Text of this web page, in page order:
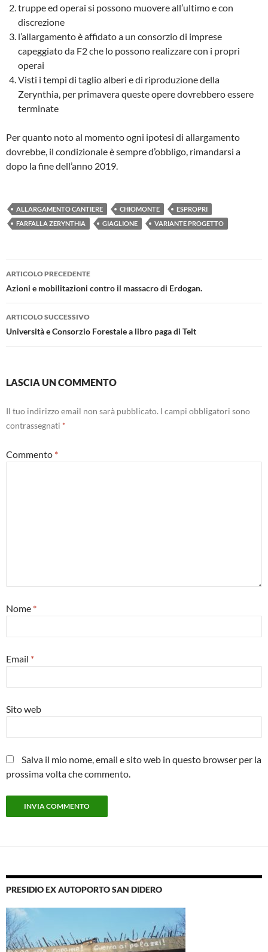
truppe ed operai si possono muovere all’ultimo e con
discrezione
l’allargamento è affidato a un consorzio di imprese
capeggiato da F2 che lo possono realizzare con i propri
operai
Visti i tempi di taglio alberi e di riproduzione della
Zerynthia, per primavera queste opere dovrebbero essere
terminate
Per quanto noto al momento ogni ipotesi di allargamento
dovrebbe, il condizionale è sempre d’obbligo, rimandarsi a
dopo la fine dell’anno 2019.
ALLARGAMENTO CANTIERE CHIOMONTE
ESPROPRI
FARFALLA ZERYNTHIA
GIAGLIONE VARIANTE PROGETTO
Navigazione
articolo
ARTICOLO PRECEDENTE
Azioni e mobilitazioni contro il massacro di Erdogan.
ARTICOLO SUCCESSIVO
Università e Consorzio Forestale a libro paga di Telt
LASCIA UN COMMENTO
Il tuo indirizzo email non sarà pubblicato. I campi obbligatori sono
contrassegnati *
Commento *
Nome *
Email *
Sito web
Salva il mio nome, email e sito web in questo browser per la
prossima volta che commento.
PRESIDIO EX AUTOPORTO SAN DIDERO